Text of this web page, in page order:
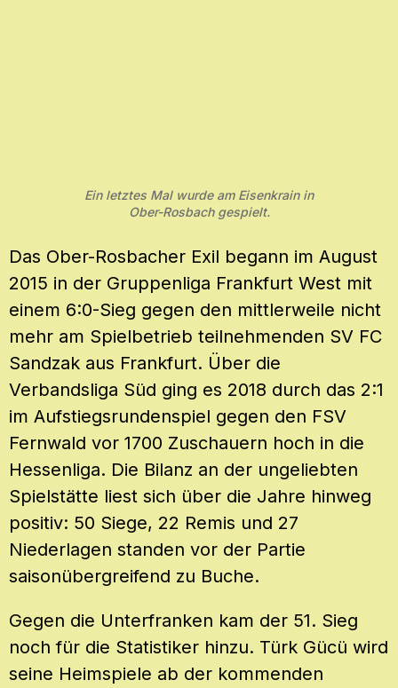
Ein letztes Mal wurde am Eisenkrain in
Ober-Rosbach gespielt.
Das Ober-Rosbacher Exil begann im August
2015 in der Gruppenliga Frankfurt West mit
einem 6:0-Sieg gegen den mittlerweile nicht
mehr am Spielbetrieb teilnehmenden SV FC
Sandzak aus Frankfurt. Über die
Verbandsliga Süd ging es 2018 durch das 2:1
im Aufstiegsrundenspiel gegen den FSV
Fernwald vor 1700 Zuschauern hoch in die
Hessenliga. Die Bilanz an der ungeliebten
Spielstätte liest sich über die Jahre hinweg
positiv: 50 Siege, 22 Remis und 27
Niederlagen standen vor der Partie
saisonübergreifend zu Buche.
Gegen die Unterfranken kam der 51. Sieg
noch für die Statistiker hinzu. Türk Gücü wird
seine Heimspiele ab der kommenden